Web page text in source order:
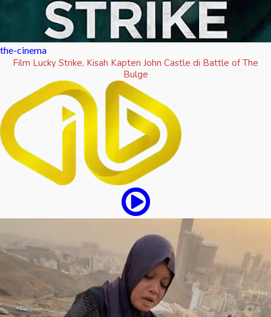
the-cinema
Film Lucky Strike, Kisah Kapten John Castle di Battle of The
Bulge